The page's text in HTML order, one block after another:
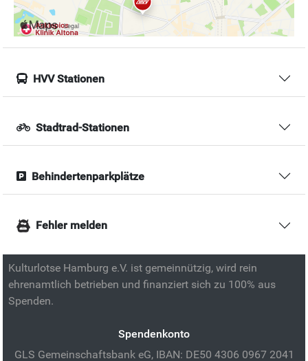
HVV Stationen
Stadtrad-Stationen
Behindertenparkplätze
Fehler melden
Kulturlotse Hamburg e.V. ist gemeinnützig, wird rein
ehrenamtlich betrieben und finanziert sich zu 100% aus
Spenden.
Spendenkonto
GLS Gemeinschaftsbank eG, IBAN: DE50 4306 0967 2041